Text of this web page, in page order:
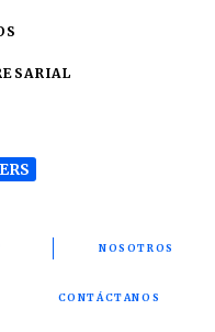
NOSOTROS
CONTÁCTANOS